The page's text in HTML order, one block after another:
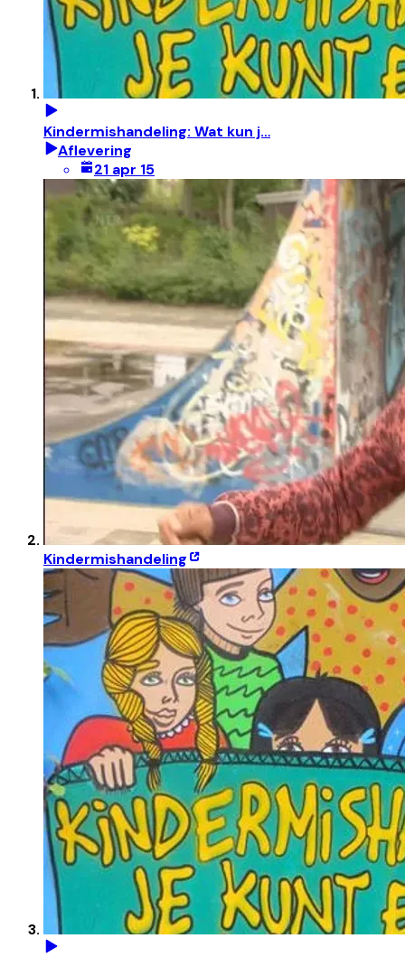
Kindermishandeling: Wat kun j…
Aflevering
21 apr 15
Kindermishandeling